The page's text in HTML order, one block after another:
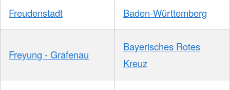
Freudenstadt Baden-Württemberg
Freyung - Grafenau
Bayerisches Rotes
Kreuz